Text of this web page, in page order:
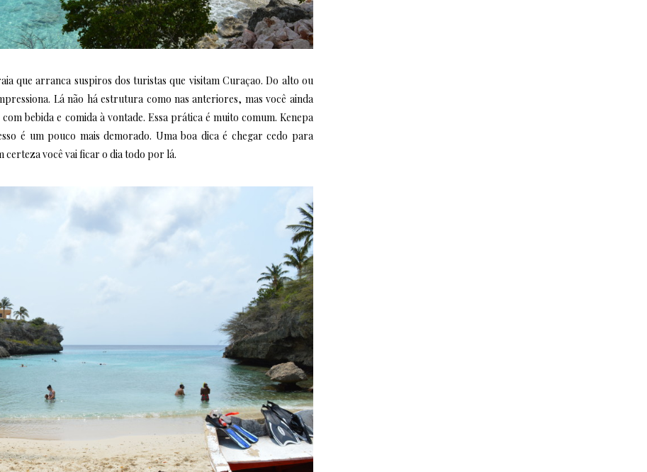
que arranca suspiros dos turistas que visitam Curaçao. Do alto ou
Lá não há estrutura como nas anteriores, mas você ainda
bebida e comida à vontade. Essa prática é muito comum. Kenepa
é um pouco mais demorado. Uma boa dica é chegar cedo para
certeza você vai ficar o dia todo por lá.